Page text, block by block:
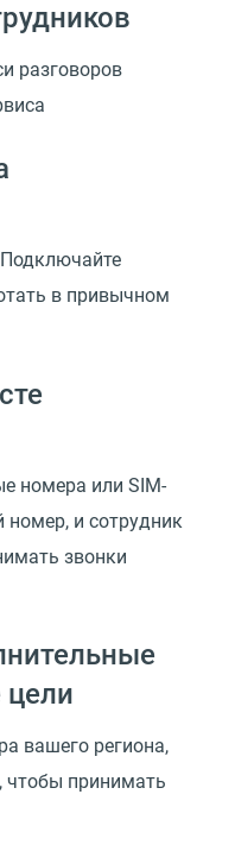
разговоров
в привычном
номера или SIM-
и сотрудник
звонки
вашего региона,
чтобы принимать